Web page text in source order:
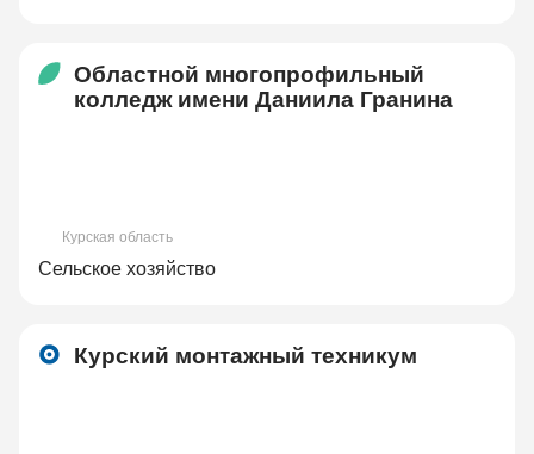
Областной многопрофильный
колледж имени Даниила Гранина
Курская область
Сельское хозяйство
Курский монтажный техникум